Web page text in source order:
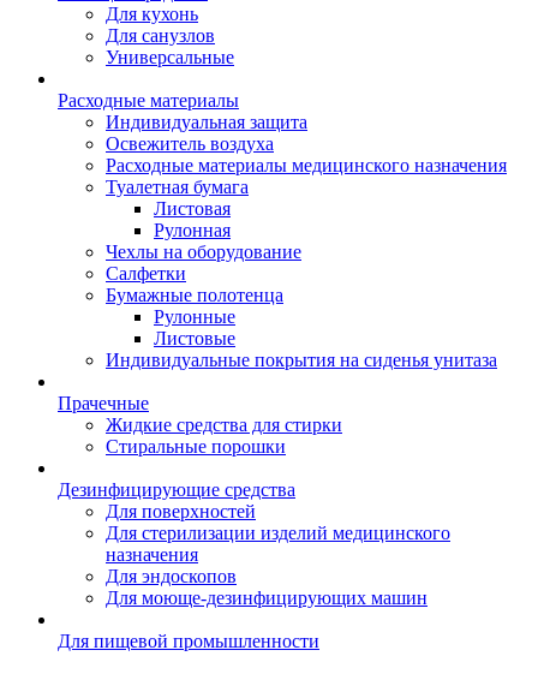
Для кухонь
Для санузлов
Универсальные
Расходные материалы
Индивидуальная защита
Освежитель воздуха
Расходные материалы медицинского назначения
Туалетная бумага
Листовая
Рулонная
Чехлы на оборудование
Салфетки
Бумажные полотенца
Рулонные
Листовые
Индивидуальные покрытия на сиденья унитаза
Прачечные
Жидкие средства для стирки
Стиральные порошки
Дезинфицирующие средства
Для поверхностей
Для стерилизации изделий медицинского
назначения
Для эндоскопов
Для моюще-дезинфицирующих машин
Для пищевой промышленности